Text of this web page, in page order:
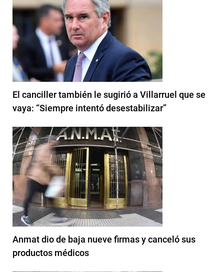
El canciller también le sugirió a Villarruel que se
vaya: “Siempre intentó desestabilizar”
Anmat dio de baja nueve firmas y canceló sus
productos médicos